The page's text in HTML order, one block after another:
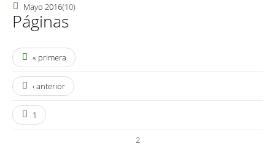
Mayo 2016(10)
Páginas
« primera
‹ anterior
1
2